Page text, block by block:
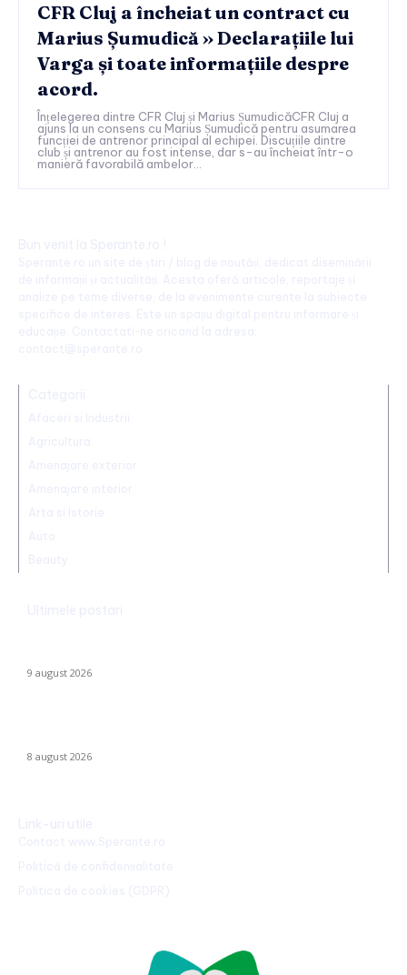
CFR Cluj a încheiat un contract cu
Marius Șumudică » Declarațiile lui
Varga și toate informațiile despre
acord.
Înțelegerea dintre CFR Cluj și Marius ȘumudicăCFR Cluj a
ajuns la un consens cu Marius Șumudică pentru asumarea
funcției de antrenor principal al echipei. Discuțiile dintre
club și antrenor au fost intense, dar s-au încheiat într-o
manieră favorabilă ambelor...
9 august 2026
8 august 2026